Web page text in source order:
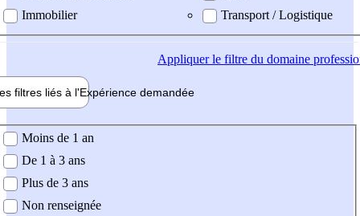
Immobilier
Transport / Logistique
Appliquerle filtre du domaine
filtres liés à l'Expérience demandée
demandée
Moins de 1 an
De 1 à 3 ans
Plus de 3 ans
Non renseignée